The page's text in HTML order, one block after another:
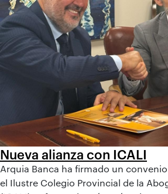
Nueva alianza con ICALI
Arquia Banca ha firmado un
el Ilustre Colegio Provincial de la